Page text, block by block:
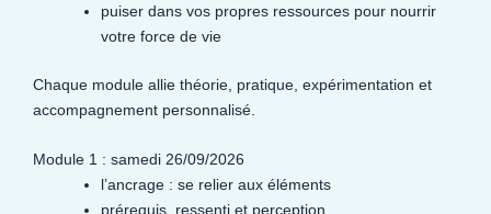
puiser dans vos propres ressources pour nourrir
votre force de vie
Chaque module allie théorie, pratique, expérimentation et
accompagnement personnalisé.
Module 1 : samedi 26/09/2026
l’ancrage : se relier aux éléments
prérequis, ressenti et perception